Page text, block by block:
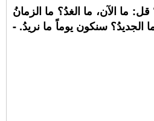
ما الآن، ما الغدُ؟ ما الزمانُ
الجديدُ؟ سنكون يوماً ما نريدُ. -